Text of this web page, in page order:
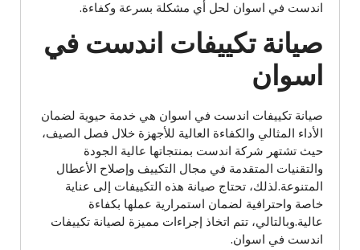
اندست في اسوان لحل أي مشكلة بسرعة وكفاءة.
صيانة تكييفات اندست في
اسوان
صيانة تكييفات اندست في اسوان هي خدمة حيوية لضمان
الأداء المثالي والكفاءة العالية للأجهزة خلال فصل الصيف،
حيث تشتهر شركة اندست بمنتجاتها عالية الجودة
والتقنيات المتقدمة في مجال التكييف وإصلاح الأعطال
المتنوعة.لذلك، تحتاج صيانة هذه التكييفات إلى عناية
خاصة واحترافية لضمان استمرارية عملها بكفاءة
عالية.وبالتالي، تتم اتخاذ إجراءات مميزة لصيانة تكييفات
اندست في اسوان.